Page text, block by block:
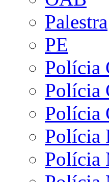
Palestra
PE
Polícia
Polícia
Polícia
Polícia
Polícia